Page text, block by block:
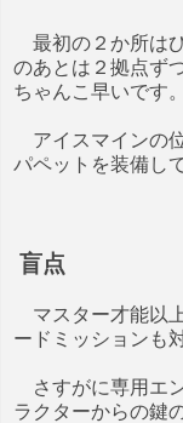
最初の２か所は
のあとは２拠点ず
ちゃんこ早いです。
アイスマインの
パペットを装備し
盲点
マスター才能以
ードミッションも
さすがに専用エ
ラクターからの鍵